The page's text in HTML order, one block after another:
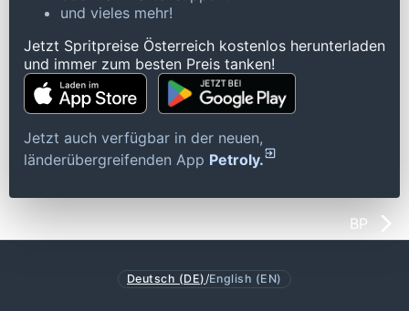
und vieles mehr!
Jetzt Spritpreise Österreich kostenlos herunterladen
und immer zum besten Preis tanken!
Jetzt auch verfügbar in der neuen,
länderübergreifenden App Petroly.
BP
Deutsch (DE)/English (EN)